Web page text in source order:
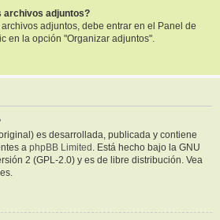
archivos adjuntos?
adjuntos, debe entrar en el Panel de
en la opción "Organizar adjuntos".
es desarrollada, publicada y contiene
a phpBB Limited . Está hecho bajo la GNU
2 (GPL-2.0) y es de libre distribución. Vea